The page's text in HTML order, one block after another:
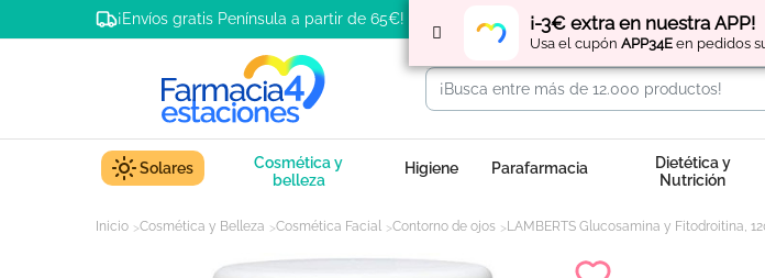
¡-3€ extra en nuestra APP!
Usa el cupón APP34E en pedidos
¡Envíos gratis Península a partir de 65€! Regístratey
Solares
Cosmética y
belleza
Higiene Parafarmacia
Dietética y
Nutrición
Inicio Cosmética y Belleza Cosmética Facial Contorno de ojos LAMBERTS Glucosamina y Fitodroitina,